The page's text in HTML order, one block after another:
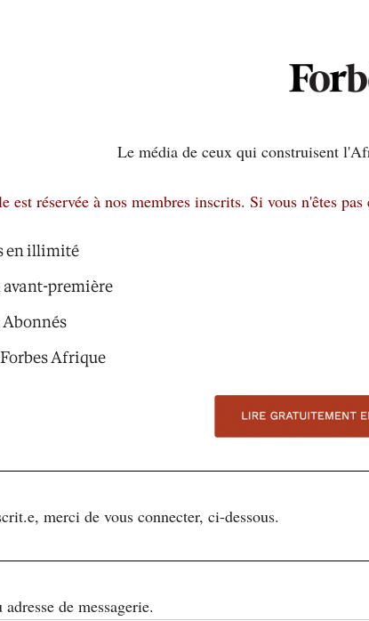
Le média de ceux qui construisent
est réservée à nos membres inscrits. Si vous n'êtes
en illimité
avant-première
Abonnés
Afrique
merci de vous connecter, ci-dessous.
de messagerie.